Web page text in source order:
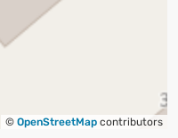
© OpenStreetMap contributors